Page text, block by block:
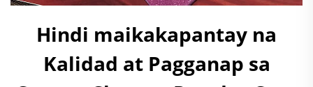
Hindi maikakapantay na
Kalidad at Pagganap sa